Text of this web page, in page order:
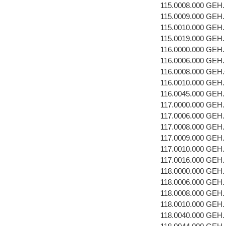
115.0008.000
115.0009.000
115.0010.000
115.0019.000
116.0000.000
116.0006.000
116.0008.000
116.0010.000
116.0045.000
117.0000.000
117.0006.000
117.0008.000
117.0009.000
117.0010.000
117.0016.000
118.0000.000
118.0006.000
118.0008.000
118.0010.000
118.0040.000